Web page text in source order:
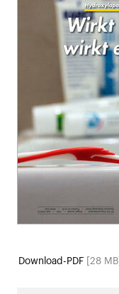
Download-PDF [28 MB]